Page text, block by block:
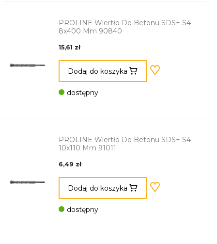
PROLINE Wiertło Do Betonu SDS+ S4
8x400 Mm 90840
15,61 zł
Dodaj do koszyka
dostępny
PROLINE Wiertło Do Betonu SDS+ S4
10x110 Mm 91011
6,49 zł
Dodaj do koszyka
dostępny